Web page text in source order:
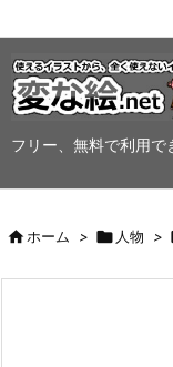
フリー、無料で利用
ホーム >  人物 >